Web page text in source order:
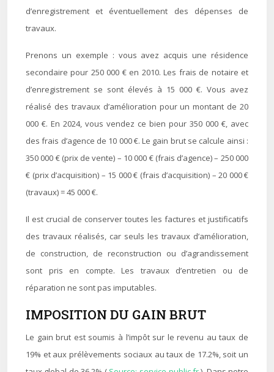
d’enregistrement et éventuellement des dépenses de
travaux.
Prenons un exemple : vous avez acquis une résidence
secondaire pour 250 000 € en 2010. Les frais de notaire et
d’enregistrement se sont élevés à 15 000 €. Vous avez
réalisé des travaux d’amélioration pour un montant de 20
000 €. En 2024, vous vendez ce bien pour 350 000 €, avec
des frais d’agence de 10 000 €. Le gain brut se calcule ainsi :
350 000 € (prix de vente) – 10 000 € (frais d’agence) – 250 000
€ (prix d’acquisition) – 15 000 € (frais d’acquisition) – 20 000 €
(travaux) = 45 000 €.
Il est crucial de conserver toutes les factures et justificatifs
des travaux réalisés, car seuls les travaux d’amélioration,
de construction, de reconstruction ou d’agrandissement
sont pris en compte. Les travaux d’entretien ou de
réparation ne sont pas imputables.
IMPOSITION DU GAIN BRUT
Le gain brut est soumis à l’impôt sur le revenu au taux de
19% et aux prélèvements sociaux au taux de 17.2%, soit un